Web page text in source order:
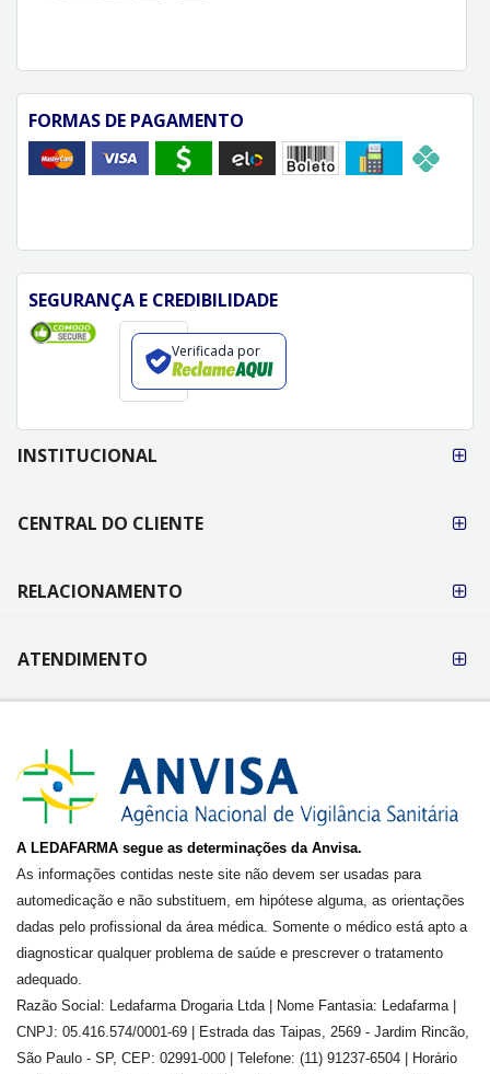
FORMAS DE PAGAMENTO
SEGURANÇA E CREDIBILIDADE
Verificada por
FORMAS DE
PAGAMENTO
INSTITUCIONAL
CENTRAL DO CLIENTE
RELACIONAMENTO
ATENDIMENTO
A LEDAFARMA segue as determinações da Anvisa.
As informações contidas neste site não devem ser usadas para
automedicação e não substituem, em hipótese alguma, as orientações
dadas pelo profissional da área médica. Somente o médico está apto a
diagnosticar qualquer problema de saúde e prescrever o tratamento
adequado.
Razão Social: Ledafarma Drogaria Ltda | Nome Fantasia: Ledafarma |
CNPJ: 05.416.574/0001-69 | Estrada das Taipas, 2569 - Jardim Rincão,
São Paulo - SP, CEP: 02991-000 | Telefone: (11) 91237-6504 | Horário